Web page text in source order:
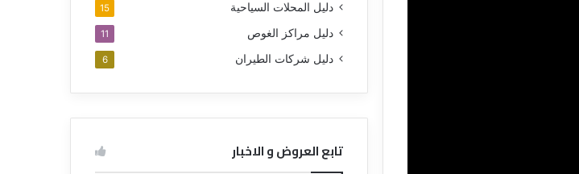
دليل المحلات السياحية 15
دليل مراكز الغوص 11
دليل شركات الطيران 6
تابع العروض و الاخبار